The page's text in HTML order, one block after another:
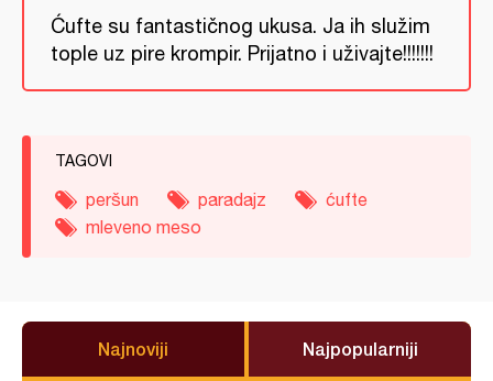
Ćufte su fantastičnog ukusa. Ja ih služim
tople uz pire krompir. Prijatno i uživajte!!!!!!!
TAGOVI
peršun paradajz
ćufte
mleveno meso
Najnoviji Najpopularniji